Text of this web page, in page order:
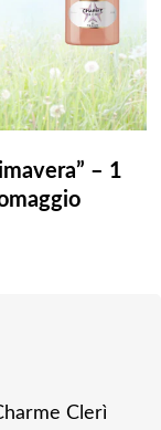
– 1
Clerì